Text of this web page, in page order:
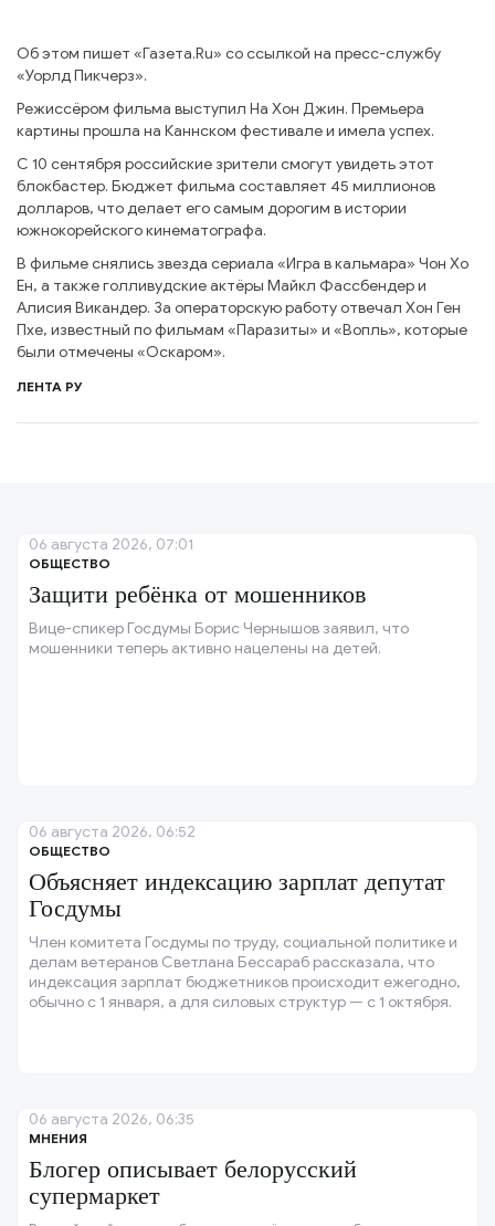
Об этом пишет «Газета.Ru» со ссылкой на пресс-службу
«Уорлд Пикчерз».
Режиссёром фильма выступил На Хон Джин. Премьера
картины прошла на Каннском фестивале и имела успех.
С 10 сентября российские зрители смогут увидеть этот
блокбастер. Бюджет фильма составляет 45 миллионов
долларов, что делает его самым дорогим в истории
южнокорейского кинематографа.
В фильме снялись звезда сериала «Игра в кальмара» Чон Хо
Ен, а также голливудские актёры Майкл Фассбендер и
Алисия Викандер. За операторскую работу отвечал Хон Ген
Пхе, известный по фильмам «Паразиты» и «Вопль», которые
были отмечены «Оскаром».
ЛЕНТА РУ
ОБЩЕСТВО
Защити ребёнка от мошенников
Вице-спикер Госдумы Борис Чернышов заявил, что
мошенники теперь активно нацелены на детей.
06 августа 2026, 07:01
ОБЩЕСТВО
Объясняет индексацию зарплат депутат
Госдумы
Член комитета Госдумы по труду, социальной политике и
делам ветеранов Светлана Бессараб рассказала, что
индексация зарплат бюджетников происходит ежегодно,
обычно с 1 января, а для силовых структур — с 1 октября.
06 августа 2026, 06:52
МНЕНИЯ
Блогер описывает белорусский
супермаркет
06 августа 2026, 06:35